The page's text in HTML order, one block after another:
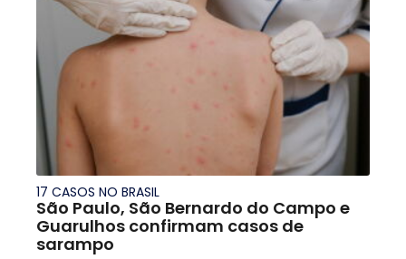
17 CASOS NO BRASIL
São Paulo, São Bernardo do Campo e
Guarulhos confirmam casos de
sarampo